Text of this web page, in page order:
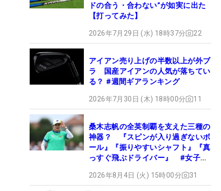
ドの合う・合わない”が如実に出た
【打ってみた】
2026年7月29日 (水) 18時37分 22
アイアン売り上げの半数以上が外ブ
ラ 国産アイアンの人気が落ちてい
る？ #週間ギアランキング
2026年7月30日 (木) 18時00分 11
桑木志帆の全英制覇を支えた三種の
神器？ 『スピンが入り過ぎないボ
ール』『振りやすいシャフト』『真
っすぐ飛ぶドライバー』 #女子プ
2026年8月4日 (火) 15時00分 31